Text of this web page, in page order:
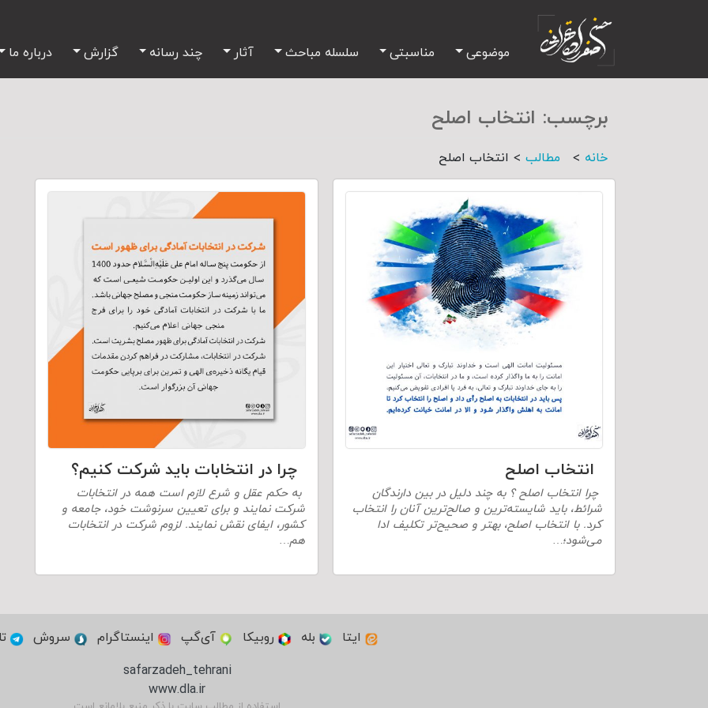
موضوعی مناسبتی سلسله مباحث آثار چند رسانه گزارش درباره ما
برچسب: انتخاب اصلح
خانه > مطالب > انتخاب اصلح
انتخاب اصلح
چرا انتخاب اصلح ؟ به چند دلیل در بین دارندگان
شرائط، باید شایسته‌ترین و صالح‌ترین آنان را انتخاب
کرد. با انتخاب اصلح، بهتر و صحیح‌تر تکلیف ادا
می‌شود؛…
چرا در انتخابات باید شرکت کنیم؟
به حکم عقل و شرع لازم است همه در انتخابات
شرکت نمایند و برای تعیین سرنوشت خود، جامعه و
کشور، ایفای نقش نمایند. لزوم شرکت در انتخابات
هم…
ایتا بله روبیکا آی‌گپ اینستاگرام سروش
safarzadeh_tehrani
www.dla.ir